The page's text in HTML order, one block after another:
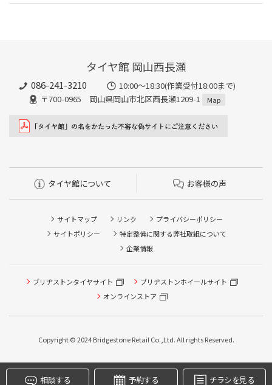
タイヤ館 岡山西長瀬
086-241-3210
10:00〜18:30(作業受付18:00まで)
〒700-0965 岡山県岡山市北区西長瀬1209-1
Map
タイヤ館について お客様の声
サイトマップ リンク
プライバシーポリシー
サイトポリシー
特定整備に関する弊社取組について
企業情報
ブリヂストンタイヤサイト
ブリヂストンホイールサイト
オンラインストア
Copyright © 2024 Bridgestone Retail Co.,Ltd. All rights Reserved.
相談する 予約する チラシを見る
タイヤ点検・安全点検/タイヤ履き替え/オイル交換/その他
ピット作業の予約
本日のタイヤ履き替え順番待ち予約 ※クローク契約会員の